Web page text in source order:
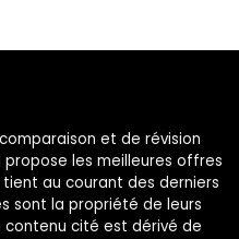
et de révision
les meilleures offres
au courant des derniers
sont la propriété de leurs
cité est dérivé de